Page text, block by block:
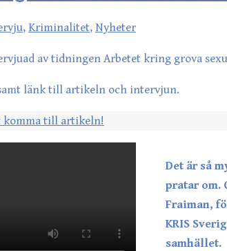
, Kriminalitet, Nyheter
av tidningen Arbetet kring grova
länk till artikeln och intervjun.
komma till artikeln!
Det är så
pratar om.
Fraiman,
KRIS
samhället.